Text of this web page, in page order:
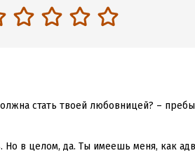
стать твоей любовницей? –
в целом, да. Ты имеешь меня, как